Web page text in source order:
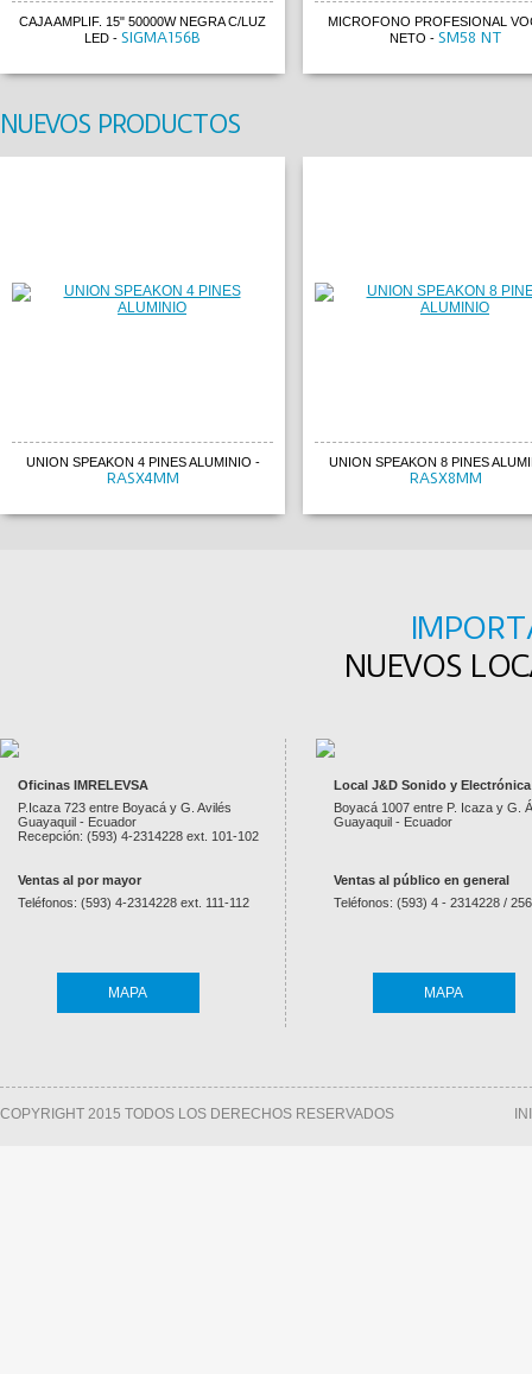
CAJA AMPLIF. 15" 50000W NEGRA C/LUZ
LED - SIGMA156B
MICROFONO PROFESIONAL
NETO - SM58 NT
NUEVOS PRODUCTOS
UNION SPEAKON 4 PINES ALUMINIO -
RASX4MM
UNION SPEAKON 8 PINES
RASX8MM
NUEVOS
Oficinas IMRELEVSA
P.Icaza 723 entre Boyacá y G. Avilés
Guayaquil - Ecuador
Recepción: (593) 4-2314228 ext. 101-102
Ventas al por mayor
Teléfonos: (593) 4-2314228 ext. 111-112
MAPA
Local J&D Sonido y Electrónica
Boyacá 1007 entre P. Icaza y G.
Guayaquil - Ecuador
Ventas al público en general
Teléfonos: (593) 4 - 2314228 /
MAPA
COPYRIGHT 2015 TODOS LOS DERECHOS RESERVADOS